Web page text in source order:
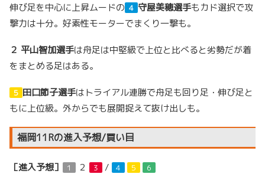
伸び足を中心に上昇ムードの ４ 守屋美穂選手もカド選択で攻
撃力は十分。好素性モーターでまくり一撃も。
２ 平山智加選手は舟足は中堅級で上位と比べると劣勢だが着
をまとめる足はある。
５ 田口節子選手はトライアル連勝で舟足も回り足・伸び足と
もに上位級。外からでも展開捉えて抜け出しも。
福岡11Rの進入予想/買い目
［進入予想］ １ ２ ３ / ４ ５ ６